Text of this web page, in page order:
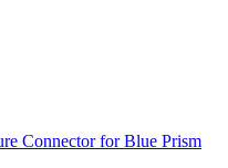
Connector for Blue Prism